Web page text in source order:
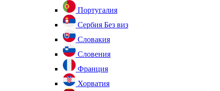
Португалия
Сербия Без виз
Словакия
Словения
Франция
Хорватия